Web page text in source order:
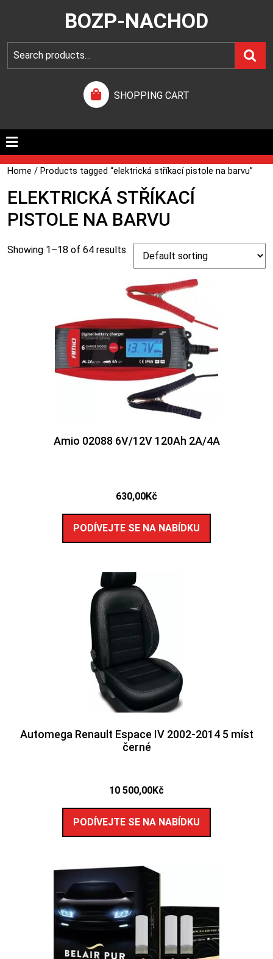
BOZP-NACHOD
SHOPPING CART
Home / Products tagged “elektrická stříkací pistole na barvu”
ELEKTRICKÁ STŘÍKACÍ
PISTOLE NA BARVU
Showing 1–18 of 64 results
Amio 02088 6V/12V 120Ah 2A/4A
630,00Kč
PODÍVEJTE SE NA NABÍDKU
Automega Renault Espace IV 2002-2014 5 míst
černé
10 500,00Kč
PODÍVEJTE SE NA NABÍDKU